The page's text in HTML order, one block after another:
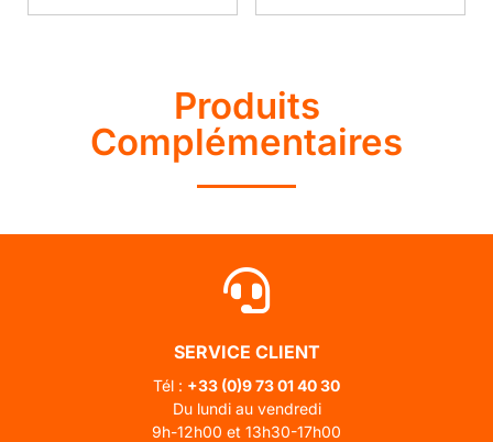
Produits
Complémentaires
SERVICE CLIENT
Tél : +33 (0)9 73 01 40 30
Du lundi au vendredi
9h-12h00 et 13h30-17h00